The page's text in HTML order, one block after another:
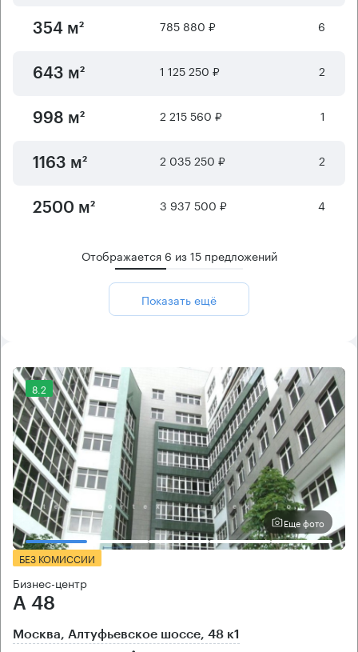
354 м² 785 880 ₽ 6
643 м² 1 125 250 ₽ 2
998 м² 2 215 560 ₽ 1
1163 м² 2 035 250 ₽ 2
2500 м² 3 937 500 ₽ 4
Отображается 6 из15предложений
Показать ещё
8.2
Еще фото
БЕЗ КОМИССИИ
Бизнес-центр
А 48
Москва, Алтуфьевское шоссе, 48 к1